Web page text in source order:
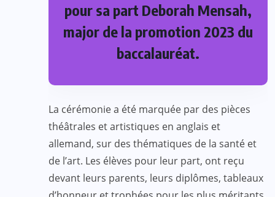
pour sa part Deborah Mensah,
major de la promotion 2023 du
baccalauréat.
La cérémonie a été marquée par des pièces
théâtrales et artistiques en anglais et
allemand, sur des thématiques de la santé et
de l’art. Les élèves pour leur part, ont reçu
devant leurs parents, leurs diplômes, tableaux